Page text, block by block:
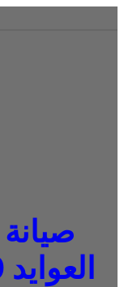
العوايد 01096922100